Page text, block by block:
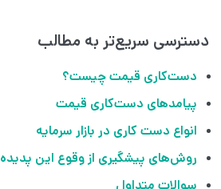
دسترسی سریع‌تر به مطالب
دست‌کاری قیمت چیست؟
پیامدهای دست‌کاری قیمت
انواع دست کاری در بازار سرمایه
روش‌های پیشگیری از وقوع این پدیده
سوالات متداول